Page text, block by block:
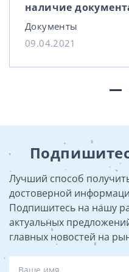
наличие
Документы
09.04.2021
Лучший способ
достоверной
Подпишитесь на нашу
актуальных
главных новостей на